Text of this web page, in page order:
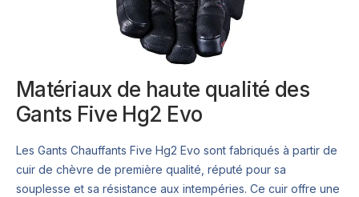
Matériaux de haute qualité des
Gants Five Hg2 Evo
Les Gants Chauffants Five Hg2 Evo sont fabriqués à partir de
cuir de chèvre de première qualité, réputé pour sa
souplesse et sa résistance aux intempéries. Ce cuir offre une